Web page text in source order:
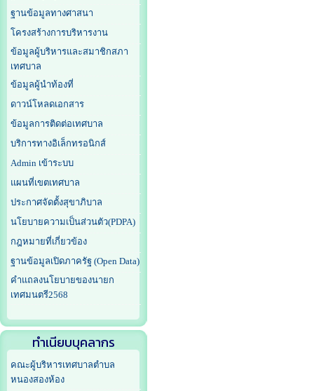
ฐานข้อมูลทางศาสนา
โครงสร้างการบริหารงาน
ข้อมูลผู้บริหารและสมาชิกสภา
เทศบาล
ข้อมูลผู้นำท้องที่
ดาวน์โหลดเอกสาร
ข้อมูลการติดต่อเทศบาล
บริการทางอิเล็กทรอนิกส์
Admin เข้าระบบ
แผนที่เขตเทศบาล
ประกาศจัดตั้งสุขาภิบาล
นโยบายความเป็นส่วนตัว(PDPA)
กฎหมายที่เกี่ยวข้อง
ฐานข้อมูลเปิดภาครัฐ (Open Data)
คำแถลงนโยบายของนายก
เทศมนตรี2568
ทำเนียบบุคลากร
คณะผู้บริหารเทศบาลตำบล
หนองสองห้อง